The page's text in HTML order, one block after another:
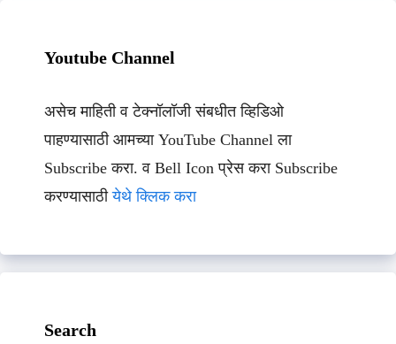
Youtube Channel
असेच माहिती व टेक्नॉलॉजी संबधीत व्हिडिओ
पाहण्यासाठी आमच्या YouTube Channel ला
Subscribe करा. व Bell Icon प्रेस करा Subscribe
करण्यासाठीयेथे क्लिक करा
Search